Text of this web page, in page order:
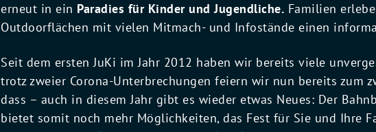
erneut in ein Paradies für Kinder und Jugendliche. Familien
Outdoorflächen mit vielen Mitmach- und Infostände einen
Seit dem ersten JuKi im Jahr 2012 haben wir bereits viele
trotz zweier Corona-Unterbrechungen feiern wir nun bereits zum
dass – auch in diesem Jahr gibt es wieder etwas Neues: Der
bietet somit noch mehr Möglichkeiten, das Fest für Sie und Ihre